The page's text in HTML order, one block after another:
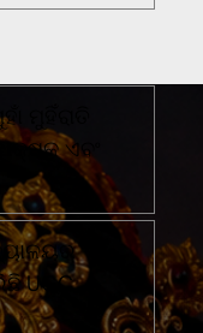
ମୁହିଁରାତି
ଏବଂ
UGC